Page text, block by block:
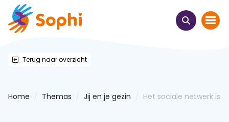
Thema's
Terug naar overzicht
Home Themas Jij en je gezin Het sociale netwerk is